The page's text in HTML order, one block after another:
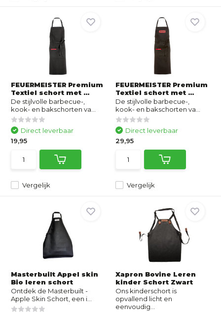
FEUERMEISTER Premium
Textiel schort met ...
De stijlvolle barbecue-,
kook- en bakschorten va...
Vergelijk
Direct leverbaar
19,95
FEUERMEISTER Premium
Textiel schort met ...
De stijlvolle barbecue-,
kook- en bakschorten va...
Vergelijk
Direct leverbaar
29,95
Masterbuilt Appel skin
Bio leren schort
Ontdek de Masterbuilt -
Apple Skin Schort, een i...
Xapron Bovine Leren
kinder Schort Zwart
Ons kinderschort is
opvallend licht en
eenvoudig...